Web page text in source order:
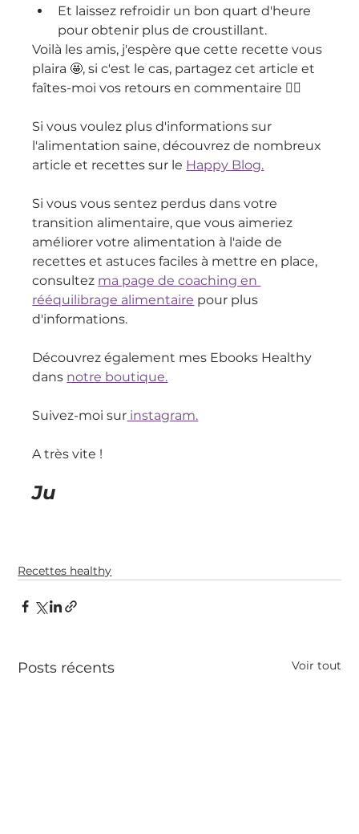
Et laissez refroidir un bon quart d'heure
pour obtenir plus de croustillant.
Voilà les amis, j'espère que cette recette vous
plaira 🤩, si c'est le cas, partagez cet article et
faîtes-moi vos retours en commentaire 👇🏻
Si vous voulez plus d'informations sur
l'alimentation saine, découvrez de nombreux
article et recettes sur le Happy Blog.
Si vous vous sentez perdus dans votre
transition alimentaire, que vous aimeriez
améliorer votre alimentation à l'aide de
recettes et astuces faciles à mettre en place,
consultez ma page de coaching en
rééquilibrage alimentaire pour plus
d'informations.
Découvrez également mes Ebooks Healthy
dans notre boutique.
Suivez-moi sur instagram.
A très vite !
Ju
Recettes healthy
Posts récents Voir tout